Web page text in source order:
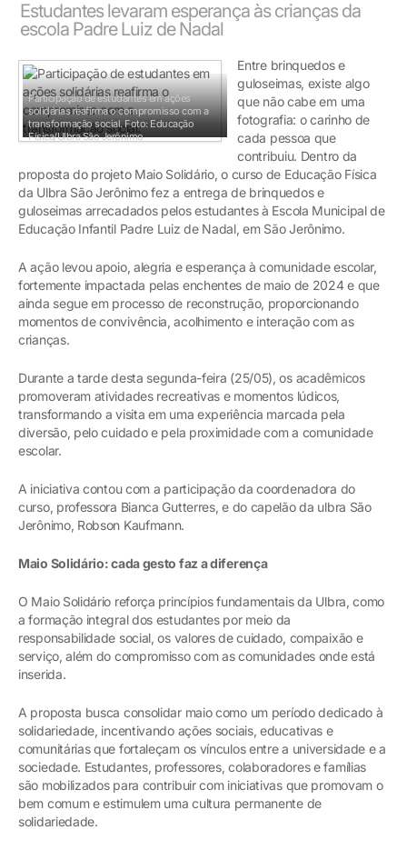
Estudantes levaram esperança às crianças da
escola Padre Luiz de Nadal
Participação de estudantes em ações
solidárias reafirma o compromisso com a
transformação social.Foto: Educação
Física/Ulbra São Jerônimo
Entre brinquedos e
guloseimas, existe algo
que não cabe em uma
fotografia: o carinho de
cada pessoa que
contribuiu. Dentro da
proposta do projeto Maio Solidário, o curso de Educação Física
da Ulbra São Jerônimo fez a entrega de brinquedos e
guloseimas arrecadados pelos estudantes à Escola Municipal de
Educação Infantil Padre Luiz de Nadal, em São Jerônimo.
A ação levou apoio, alegria e esperança à comunidade escolar,
fortemente impactada pelas enchentes de maio de 2024 e que
ainda segue em processo de reconstrução, proporcionando
momentos de convivência, acolhimento e interação com as
crianças.
Durante a tarde desta segunda-feira (25/05), os acadêmicos
promoveram atividades recreativas e momentos lúdicos,
transformando a visita em uma experiência marcada pela
diversão, pelo cuidado e pela proximidade com a comunidade
escolar.
A iniciativa contou com a participação da coordenadora do
curso, professora Bianca Gutterres, e do capelão da ulbra São
Jerônimo, Robson Kaufmann.
Maio Solidário: cada gesto faz a diferença
O Maio Solidário reforça princípios fundamentais da Ulbra, como
a formação integral dos estudantes por meio da
responsabilidade social, os valores de cuidado, compaixão e
serviço, além do compromisso com as comunidades onde está
inserida.
A proposta busca consolidar maio como um período dedicado à
solidariedade, incentivando ações sociais, educativas e
comunitárias que fortaleçam os vínculos entre a universidade e a
sociedade. Estudantes, professores, colaboradores e famílias
são mobilizados para contribuir com iniciativas que promovam o
bem comum e estimulem uma cultura permanente de
solidariedade.